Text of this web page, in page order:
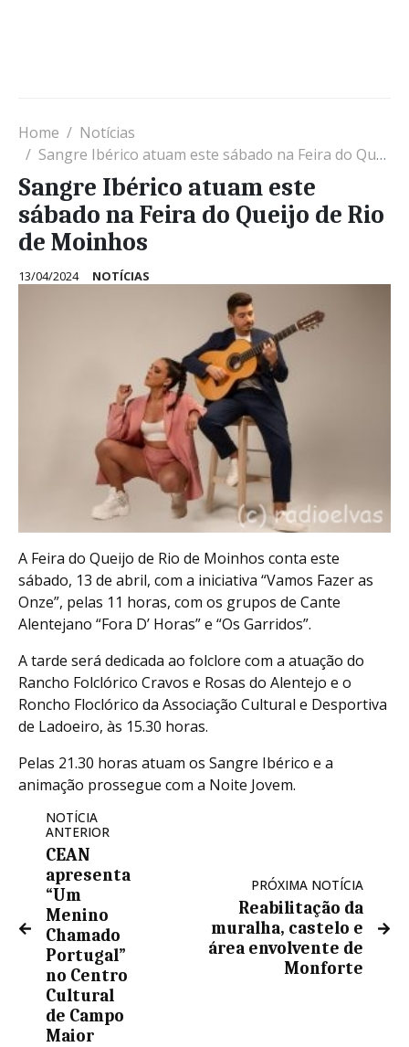
Home
Notícias
Sangre Ibérico atuam este sábado na Feira do Queijo de Rio de Moinhos
Sangre Ibérico atuam este
sábado na Feira do Queijo de Rio
de Moinhos
13/04/2024 NOTÍCIAS
A Feira do Queijo de Rio de Moinhos conta este
sábado, 13 de abril, com a iniciativa “Vamos Fazer as
Onze”, pelas 11 horas, com os grupos de Cante
Alentejano “Fora D’ Horas” e “Os Garridos”.
A tarde será dedicada ao folclore com a atuação do
Rancho Folclórico Cravos e Rosas do Alentejo e o
Roncho Floclórico da Associação Cultural e Desportiva
de Ladoeiro, às 15.30 horas.
Pelas 21.30 horas atuam os Sangre Ibérico e a
animação prossegue com a Noite Jovem.
NOTÍCIA
ANTERIOR
CEAN
apresenta
“Um
Menino
Chamado
Portugal”
no Centro
Cultural
de Campo
Maior
PRÓXIMA NOTÍCIA
Reabilitação da
muralha, castelo e
área envolvente de
Monforte